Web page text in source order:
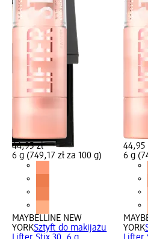
44,95 zł
6 g (749,17 zł za 100 g)
MAYBELLINE NEW
YORKSztyft do makijażu
44,95
6 g
YORK